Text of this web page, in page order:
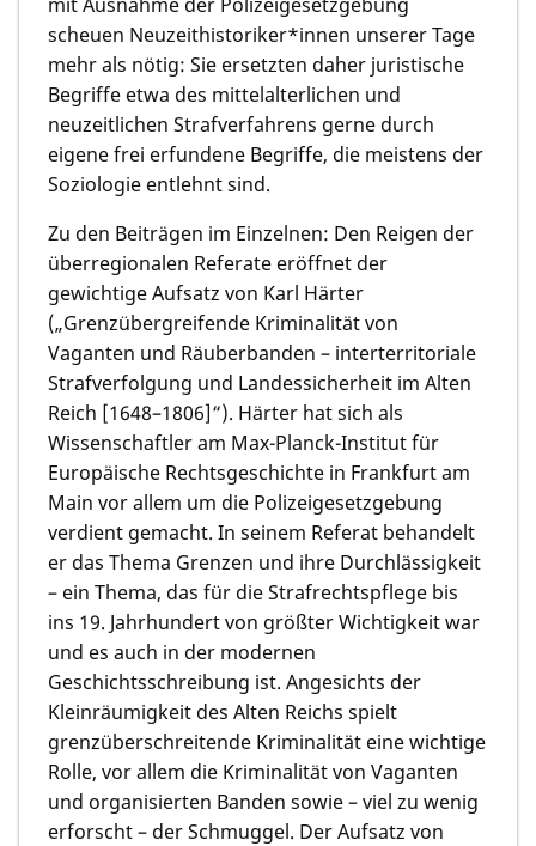
scheuen Neuzeithistoriker*innen unserer Tage
mehr als nötig: Sie ersetzten daher juristische
Begriffe etwa des mittelalterlichen und
neuzeitlichen Strafverfahrens gerne durch
eigene frei erfundene Begriffe, die meistens der
Soziologie entlehnt sind.
Zu den Beiträgen im Einzelnen: Den Reigen der
überregionalen Referate eröffnet der
gewichtige Aufsatz von Karl Härter
(„Grenzübergreifende Kriminalität von
Vaganten und Räuberbanden – interterritoriale
Strafverfolgung und Landessicherheit im Alten
Reich [1648–1806]“). Härter hat sich als
Wissenschaftler am Max-Planck-Institut für
Europäische Rechtsgeschichte in Frankfurt am
Main vor allem um die Polizeigesetzgebung
verdient gemacht. In seinem Referat behandelt
er das Thema Grenzen und ihre Durchlässigkeit
– ein Thema, das für die Strafrechtspflege bis
ins 19. Jahrhundert von größter Wichtigkeit war
und es auch in der modernen
Geschichtsschreibung ist. Angesichts der
Kleinräumigkeit des Alten Reichs spielt
grenzüberschreitende Kriminalität eine wichtige
Rolle, vor allem die Kriminalität von Vaganten
und organisierten Banden sowie – viel zu wenig
erforscht – der Schmuggel. Der Aufsatz von